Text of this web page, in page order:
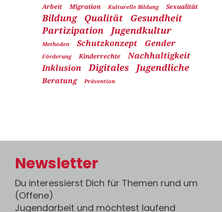
Arbeit Migration Kulturelle Bildung Sexualität
Bildung Qualität
Gesundheit
Partizipation
Jugendkultur
Methoden Schutzkonzept Gender
Förderung Kinderrechte
Nachhaltigkeit
Inklusion
Digitales Jugendliche
Beratung Prävention
Newsletter
Du interessierst Dich für Themen rund um
(Offene)
Jugendarbeit und möchtest laufend